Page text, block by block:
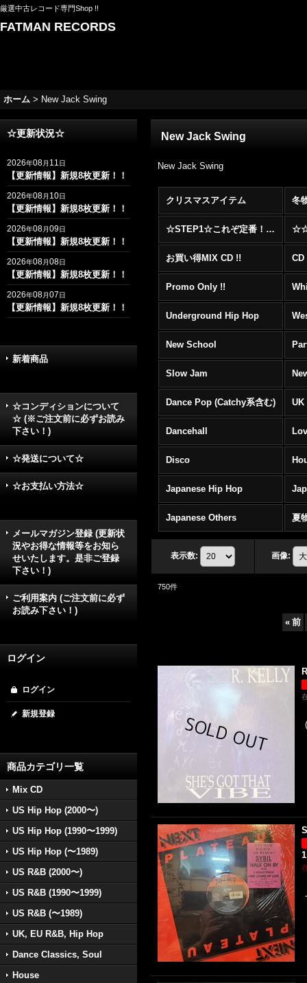
厳選中古レコード専門Shop !!
FATMAN RECORDS
ホーム > New Jack Swing
☆更新状況☆
2026年08月 11日
【更新情報】新規8枚更新！！
2026年08月 10日
【更新情報】新規8枚更新！！
2026年08月09日
【更新情報】新規8枚更新！！
2026年08月08日
【更新情報】新規8枚更新！！
2026年08月07日
【更新情報】新規8枚更新！！
新着商品
☆コンディションについて
☆ (※ご注文前に必ずお読み
下さい！)
☆発送について☆
☆お支払い方法☆
メールマガジン登録 (更新状
況やお得な情報等をお知ら
せいたします。是非ご登録
下さい！)
ご利用案内 (ご注文前に必ず
お読み下さい！)
ログイン
ログイン
新規登録
商品カテゴリ一覧
Mix CD
US Hip Hop (2000〜)
US Hip Hop (1990〜1999)
US Hip Hop (〜1989)
US R&B (2000〜)
US R&B (1990〜1999)
US R&B (〜1989)
UK, EU R&B, Hip Hop
Dance Classics, Soul
House
New Jack Swing
New Jack Swing
クリスマスアイテム 冬
☆STEP1☆これぞ定番！！まずはここから！2000年代R&BフロアヒットBest 100 !!!
お買い得MIX CD !!
Promo Only !!
Underground Hip Hop
New School
Slow Jam
Dance Pop (Catchy系含む) UK
Dancehall
Disco
Japanese Hip Hop
Japanese Others 夏
表示数: 画像:
750件
« 前